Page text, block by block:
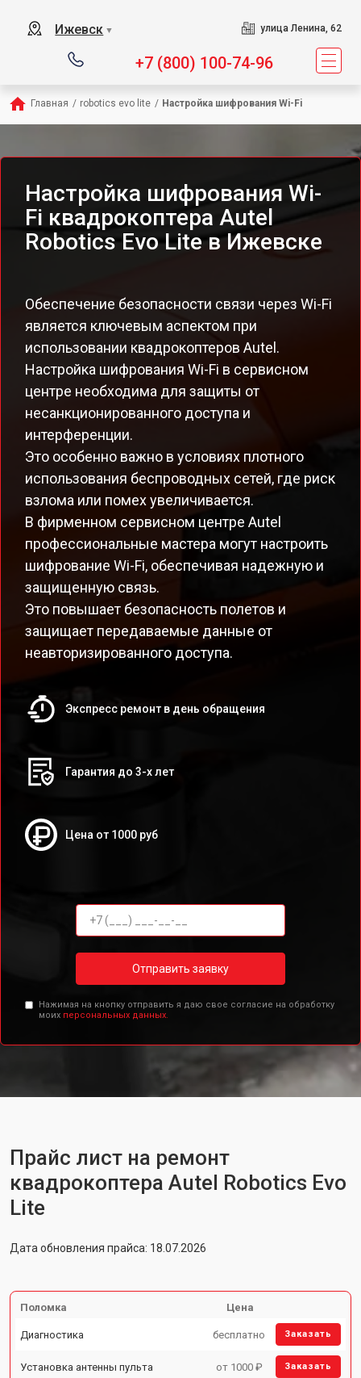
Ижевск ▼ улица Ленина, 62
+7 (800) 100-74-96
Главная / robotics evo lite / Настройка шифрования Wi-Fi
Настройка шифрования Wi-
Fi квадрокоптера Autel
Robotics Evo Lite в Ижевске
Обеспечение безопасности связи через Wi-Fi
является ключевым аспектом при
использовании квадрокоптеров Autel.
Настройка шифрования Wi-Fi в сервисном
центре необходима для защиты от
несанкционированного доступа и
интерференции.
Это особенно важно в условиях плотного
использования беспроводных сетей, где риск
взлома или помех увеличивается.
В фирменном сервисном центре Autel
профессиональные мастера могут настроить
шифрование Wi-Fi, обеспечивая надежную и
защищенную связь.
Это повышает безопасность полетов и
защищает передаваемые данные от
неавторизированного доступа.
Экспресс ремонт в день обращения
Гарантия до 3-х лет
Цена от 1000 руб
Отправить заявку
Нажимая на кнопку отправить я даю свое согласие на обработку
моих персональных данных.
Прайс лист на ремонт
квадрокоптера Autel Robotics Evo
Lite
Дата обновления прайса: 18.07.2026
Поломка Цена
Диагностика бесплатно Заказать
Установка антенны пульта от 1000 ₽ Заказать